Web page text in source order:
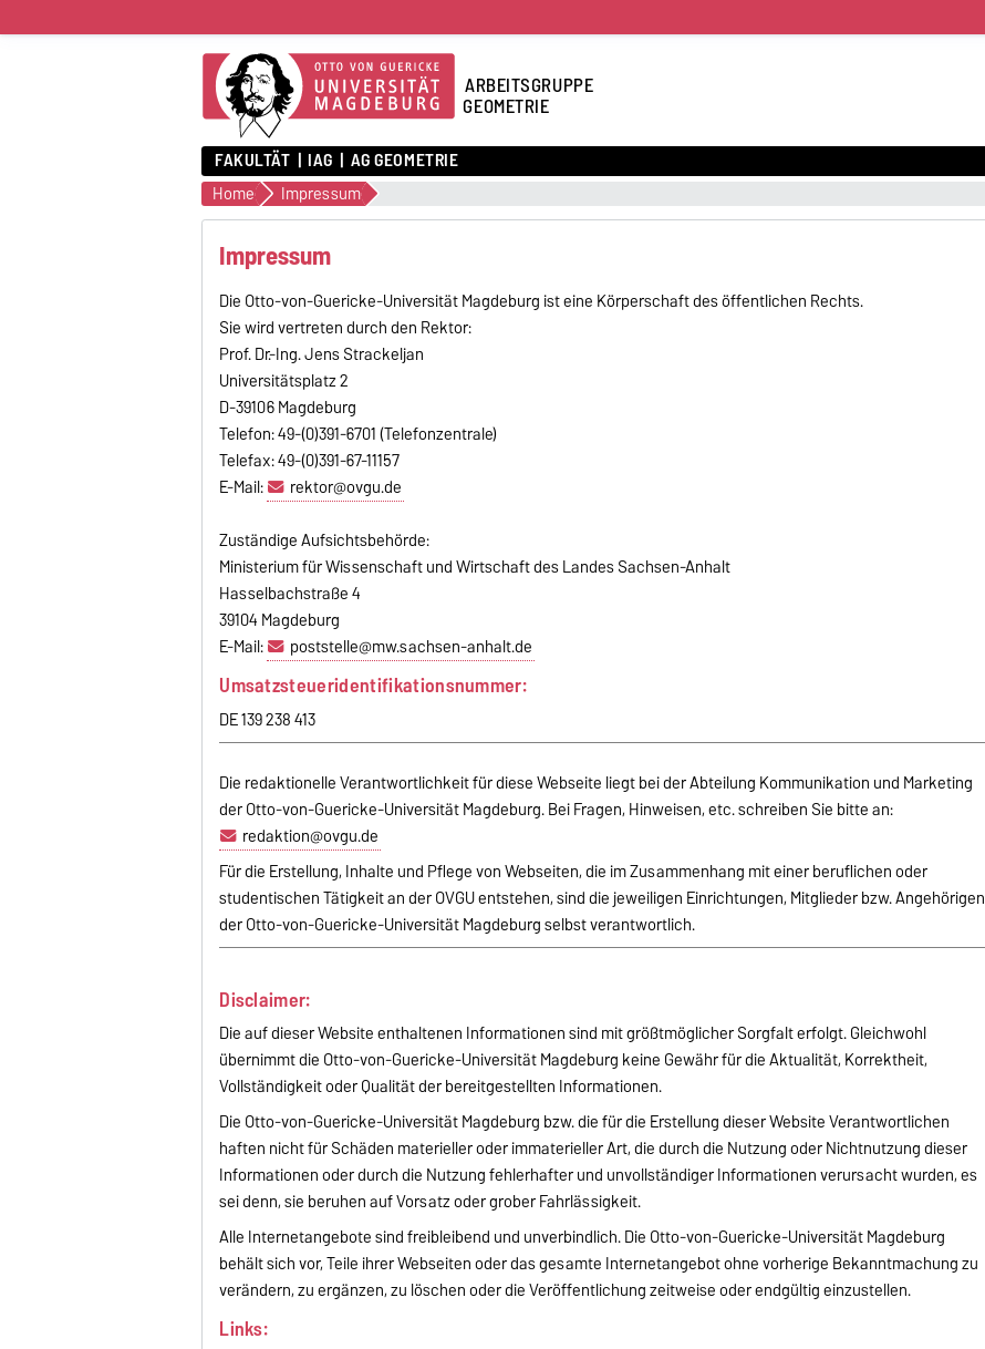
ARBEITSGRUPPE
GEOMETRIE
FAKULTÄT IAG AG GEOMETRIE
Home Impressum
Impressum
Die Otto-von-Guericke-Universität Magdeburg ist eine Körperschaft des öffentlichen Rechts.
Sie wird vertreten durch den Rektor:
Prof. Dr.-Ing. Jens Strackeljan
Universitätsplatz 2
D-39106 Magdeburg
Telefon: 49-(0)391-6701 (Telefonzentrale)
Telefax: 49-(0)391-67-11157
E-Mail:
rektor@ovgu.de
Zuständige Aufsichtsbehörde:
Ministerium für Wissenschaft und Wirtschaft des Landes Sachsen-Anhalt
Hasselbachstraße 4
39104 Magdeburg
E-Mail:
poststelle@mw.sachsen-anhalt.de
Umsatzsteueridentifikationsnummer:
DE 139 238 413
Die redaktionelle Verantwortlichkeit für diese Webseite liegt bei der Abteilung Kommunikation und Marketing
der Otto-von-Guericke-Universität Magdeburg. Bei Fragen, Hinweisen, etc. schreiben Sie bitte an:
redaktion@ovgu.de
Für die Erstellung, Inhalte und Pflege von Webseiten, die im Zusammenhang mit einer beruflichen oder
studentischen Tätigkeit an der OVGU entstehen, sind die jeweiligen Einrichtungen, Mitglieder bzw. Angehörigen
der Otto-von-Guericke-Universität Magdeburg selbst verantwortlich.
Disclaimer:
Die auf dieser Website enthaltenen Informationen sind mit größtmöglicher Sorgfalt erfolgt. Gleichwohl
übernimmt die Otto-von-Guericke-Universität Magdeburg keine Gewähr für die Aktualität, Korrektheit,
Vollständigkeit oder Qualität der bereitgestellten Informationen.
Die Otto-von-Guericke-Universität Magdeburg bzw. die für die Erstellung dieser Website Verantwortlichen
haften nicht für Schäden materieller oder immaterieller Art, die durch die Nutzung oder Nichtnutzung dieser
Informationen oder durch die Nutzung fehlerhafter und unvollständiger Informationen verursacht wurden, es
sei denn, sie beruhen auf Vorsatz oder grober Fahrlässigkeit.
Alle Internetangebote sind freibleibend und unverbindlich. Die Otto-von-Guericke-Universität Magdeburg
behält sich vor, Teile ihrer Webseiten oder das gesamte Internetangebot ohne vorherige Bekanntmachung zu
verändern, zu ergänzen, zu löschen oder die Veröffentlichung zeitweise oder endgültig einzustellen.
Links: